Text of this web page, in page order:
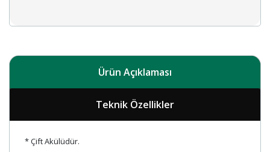
Ürün Açıklaması
Teknik Özellikler
* Çift Akülüdür.